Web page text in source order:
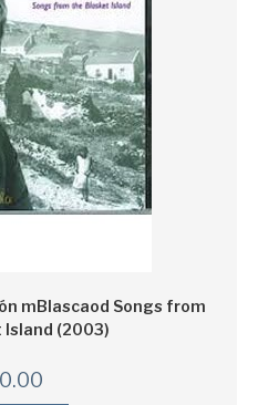
mBlascaod Songs from
Island (2003)